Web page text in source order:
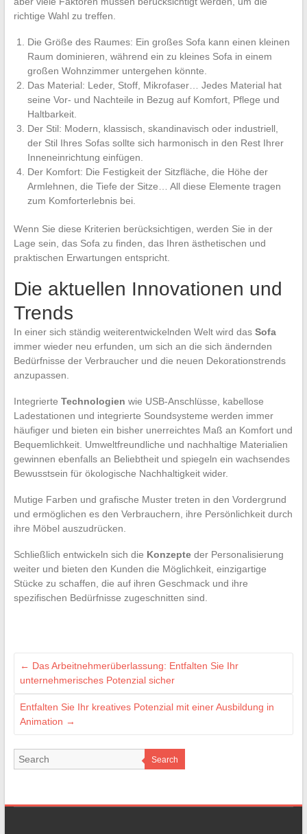
richtige Wahl zu treffen.
Die Größe des Raumes: Ein großes Sofa kann einen kleinen
Raum dominieren, während ein zu kleines Sofa in einem
großen Wohnzimmer untergehen könnte.
Das Material: Leder, Stoff, Mikrofaser… Jedes Material hat
seine Vor- und Nachteile in Bezug auf Komfort, Pflege und
Haltbarkeit.
Der Stil: Modern, klassisch, skandinavisch oder industriell,
der Stil Ihres Sofas sollte sich harmonisch in den Rest Ihrer
Inneneinrichtung einfügen.
Der Komfort: Die Festigkeit der Sitzfläche, die Höhe der
Armlehnen, die Tiefe der Sitze… All diese Elemente tragen
zum Komforterlebnis bei.
Wenn Sie diese Kriterien berücksichtigen, werden Sie in der
Lage sein, das Sofa zu finden, das Ihren ästhetischen und
praktischen Erwartungen entspricht.
Die aktuellen Innovationen und
Trends
In einer sich ständig weiterentwickelnden Welt wird das Sofa
immer wieder neu erfunden, um sich an die sich ändernden
Bedürfnisse der Verbraucher und die neuen Dekorationstrends
anzupassen.
Integrierte Technologien wie USB-Anschlüsse, kabellose
Ladestationen und integrierte Soundsysteme werden immer
häufiger und bieten ein bisher unerreichtes Maß an Komfort und
Bequemlichkeit. Umweltfreundliche und nachhaltige Materialien
gewinnen ebenfalls an Beliebtheit und spiegeln ein wachsendes
Bewusstsein für ökologische Nachhaltigkeit wider.
Mutige Farben und grafische Muster treten in den Vordergrund
und ermöglichen es den Verbrauchern, ihre Persönlichkeit durch
ihre Möbel auszudrücken.
Schließlich entwickeln sich die Konzepteder Personalisierung
weiter und bieten den Kunden die Möglichkeit, einzigartige
Stücke zu schaffen, die auf ihren Geschmack und ihre
spezifischen Bedürfnisse zugeschnitten sind.
← Das Arbeitnehmerüberlassung: Entfalten Sie Ihr
unternehmerisches Potenzial sicher
Entfalten Sie Ihr kreatives Potenzial mit einer Ausbildung in
Animation →
Search